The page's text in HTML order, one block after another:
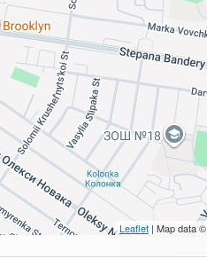
Leaflet | Map data ©